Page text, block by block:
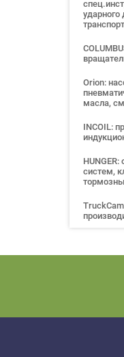
ударного
Orion:
масла,
INCOIL:
систем,